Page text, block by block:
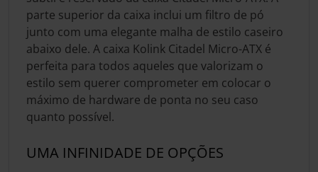
parte superior da caixa inclui um filtro de pó
junto com uma elegante malha de estilo caseiro
abaixo dele. A caixa Kolink Citadel Micro-ATX é
perfeita para todos aqueles que valorizam o
estilo sem querer comprometer em colocar o
máximo de hardware de ponta no seu caso
quanto possível.
UMA INFINIDADE DE OPÇÕES